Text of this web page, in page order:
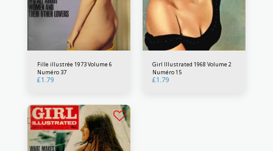
Fille illustrée 1973 Volume 6
Numéro 37
£1.79
Girl Illustrated 1968 Volume 2
Numéro 15
£1.79